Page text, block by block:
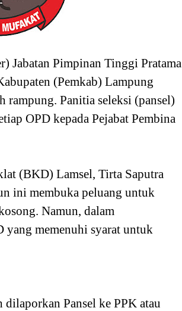
Jabatan Pimpinan Tinggi Pratama
(Pemkab) Lampung
rampung. Panitia seleksi (pansel)
OPD kepada Pejabat Pembina
(BKD) Lamsel, Tirta Saputra
ini membuka peluang untuk
Namun, dalam
yang memenuhi syarat untuk
dilaporkan Pansel ke PPK atau